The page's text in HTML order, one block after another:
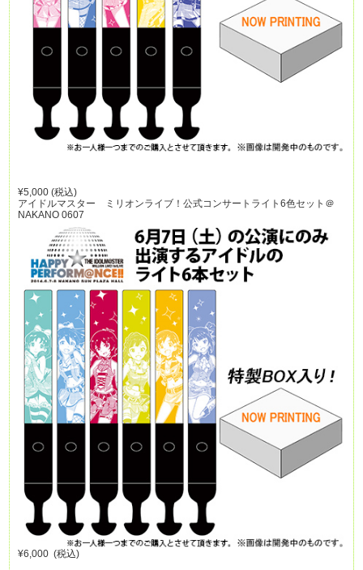
¥5,000 (税込)
アイドルマスター ミリオンライブ！公式コンサートライト6色セット＠
NAKANO 0607
¥6,000 (税込)